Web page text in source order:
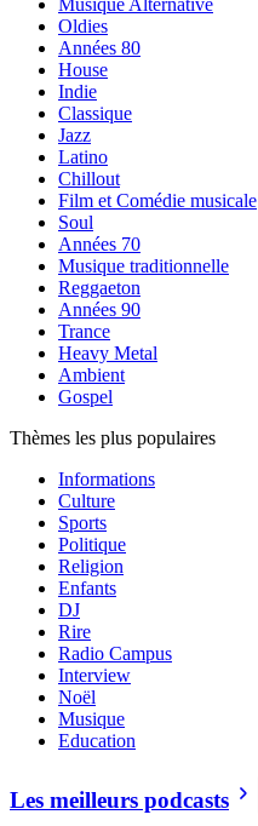
Musique Alternative
Oldies
Années 80
House
Indie
Classique
Jazz
Latino
Chillout
Film et Comédie musicale
Soul
Années 70
Musique traditionnelle
Reggaeton
Années 90
Trance
Heavy Metal
Ambient
Gospel
Thèmes les plus populaires
Informations
Culture
Sports
Politique
Religion
Enfants
DJ
Rire
Radio Campus
Interview
Noël
Musique
Education
Les meilleurs podcasts